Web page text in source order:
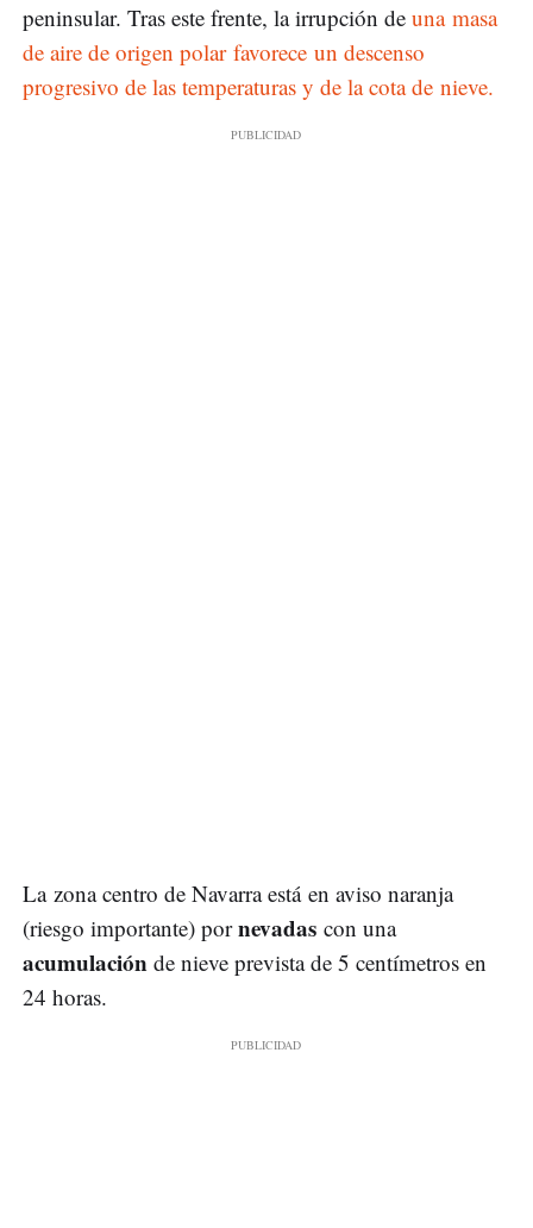
peninsular. Tras este frente, la irrupción de una masa
de aire de origen polar favorece un descenso
progresivo de las temperaturas y de la cota de nieve.
La zona centro de Navarra está en aviso naranja
(riesgo importante) pornevadas con una
acumulación de nieve prevista de 5 centímetros en
24 horas.